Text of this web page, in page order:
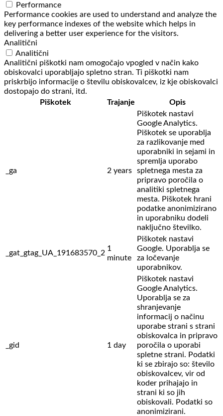
Performance
Performance cookies are used to understand and analyze the
key performance indexes of the website which helps in
delivering a better user experience for the visitors.
Analitični
Analitični
Analitični piškotki nam omogočajo vpogled v način kako
obiskovalci uporabljajo spletno stran. Ti piškotki nam
priskrbijo informacije o številu obiskovalcev, iz kje obiskovalci
dostopajo do strani, itd.
Piškotek
Trajanje Opis
_ga 2 years
Piškotek nastavi
Google Analytics.
Piškotek se uporablja
za razlikovanje med
uporabniki in sejami in
spremlja uporabo
spletnega mesta za
pripravo poročila o
analitiki spletnega
mesta. Piškotek hrani
podatke anonimizirano
in uporabniku dodeli
naključno številko.
_gat_gtag_UA_191683570_2
1
minute
Piškotek nastavi
Google. Uporablja se
za ločevanje
uporabnikov.
_gid 1 day
Piškotek nastavi
Google Analytics.
Uporablja se za
shranjevanje
informacij o načinu
uporabe strani s strani
obiskovalca in pripravo
poročila o uporabi
spletne strani. Podatki
ki se zbirajo so: število
obiskovalcev, vir od
koder prihajajo in
strani ki so jih
obiskovali. Podatki so
anonimizirani.